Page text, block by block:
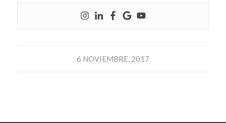
6 NOVIEMBRE, 2017